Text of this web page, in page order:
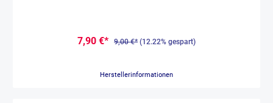
7,90 €* 9,00 €* (12.22% gespart)
Herstellerinformationen